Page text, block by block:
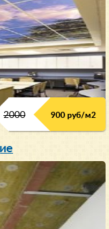
2000 900 руб/м2